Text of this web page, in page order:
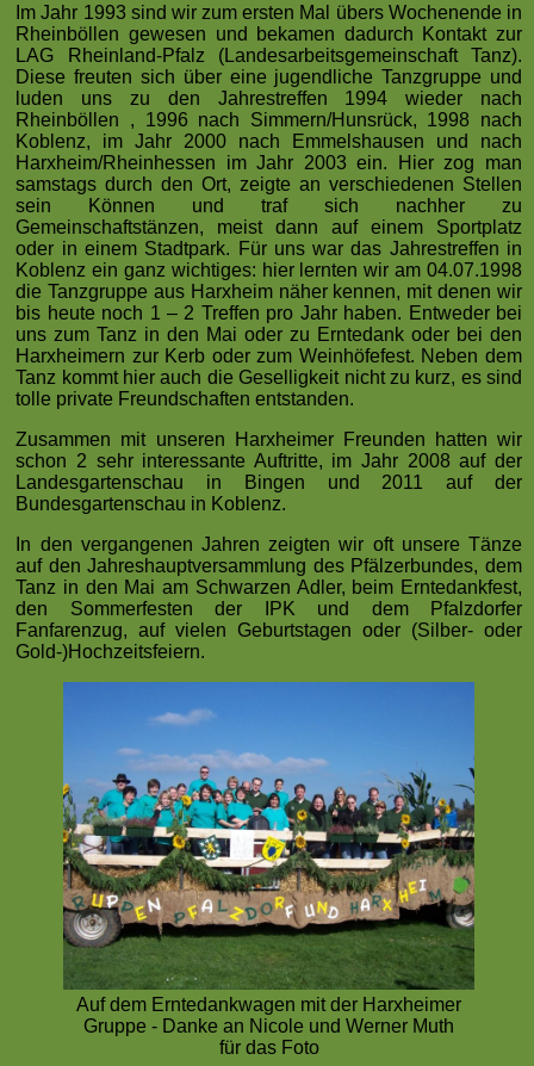
Im Jahr 1993 sind wir zum ersten Mal übers Wochenende in
Rheinböllen gewesen und bekamen dadurch Kontakt zur
LAG Rheinland-Pfalz (Landesarbeitsgemeinschaft Tanz).
Diese freuten sich über eine jugendliche Tanzgruppe und
luden uns zu den Jahrestreffen 1994 wieder nach
Rheinböllen , 1996 nach Simmern/Hunsrück, 1998 nach
Koblenz, im Jahr 2000 nach Emmelshausen und nach
Harxheim/Rheinhessen im Jahr 2003 ein. Hier zog man
samstags durch den Ort, zeigte an verschiedenen Stellen
sein Können und traf sich nachher zu
Gemeinschaftstänzen, meist dann auf einem Sportplatz
oder in einem Stadtpark. Für uns war das Jahrestreffen in
Koblenz ein ganz wichtiges: hier lernten wir am 04.07.1998
die Tanzgruppe aus Harxheim näher kennen, mit denen wir
bis heute noch 1 – 2 Treffen pro Jahr haben. Entweder bei
uns zum Tanz in den Mai oder zu Erntedank oder bei den
Harxheimern zur Kerb oder zum Weinhöfefest. Neben dem
Tanz kommt hier auch die Geselligkeit nicht zu kurz, es sind
tolle private Freundschaften entstanden.
Zusammen mit unseren Harxheimer Freunden hatten wir
schon 2 sehr interessante Auftritte, im Jahr 2008 auf der
Landesgartenschau in Bingen und 2011 auf der
Bundesgartenschau in Koblenz.
In den vergangenen Jahren zeigten wir oft unsere Tänze
auf den Jahreshauptversammlung des Pfälzerbundes, dem
Tanz in den Mai am Schwarzen Adler, beim Erntedankfest,
den Sommerfesten der IPK und dem Pfalzdorfer
Fanfarenzug, auf vielen Geburtstagen oder (Silber- oder
Gold-)Hochzeitsfeiern.
Auf dem Erntedankwagen mit der Harxheimer
Gruppe - Danke an Nicole und Werner Muth
für das Foto